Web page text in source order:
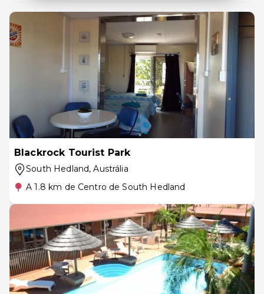
Blackrock Tourist Park
South Hedland, Austrália
A 1.8 km de Centro de South Hedland